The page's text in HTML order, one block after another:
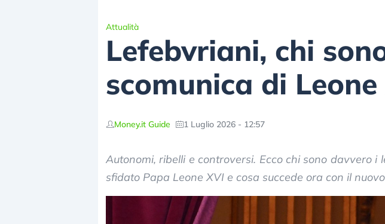
Attualità
Lefebvriani, chi
scomunica di
Money.it Guide 1 Luglio 2026 - 12:57
Autonomi, ribelli e controversi. Ecco chi sono davvero i
sfidato Papa Leone XVI e cosa succede ora con il